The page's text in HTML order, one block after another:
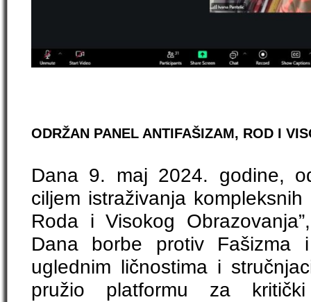
ODRŽAN PANEL ANTIFAŠIZAM, ROD I
Dana 9. maj 2024. godine,
ciljem istraživanja kompleksnih
Roda i Visokog
Dana borbe protiv Fašizma
uglednim ličnostima i
pružio platformu za